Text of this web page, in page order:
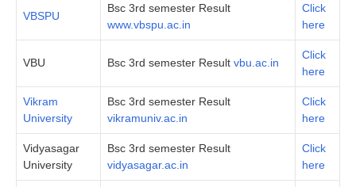
VBSPU
Bsc 3rd semester Result
www.vbspu.ac.in
Click
here
VBU Bsc 3rd semester Result vbu.ac.in
Click
here
Vikram
University
Bsc 3rd semester Result
vikramuniv.ac.in
Click
here
Vidyasagar
University
Bsc 3rd semester Result
vidyasagar.ac.in
Click
here